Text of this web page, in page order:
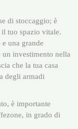
di stoccaggio; è
il tuo spazio vitale.
una grande
un investimento nella
che la tua casa
degli armadi
è importante
in grado di